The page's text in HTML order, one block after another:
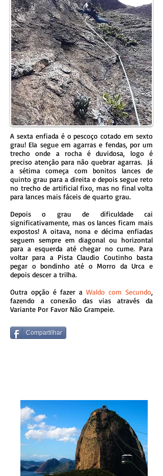
A sexta enfiada é o pescoço cotado em sexto
grau! Ela segue em agarras e fendas, por um
trecho onde a rocha é duvidosa, logo é
preciso atenção para não quebrar agarras. Já
a sétima ​começa com bonitos lances de
quinto grau para a direita e depois segue reto
no trecho de artificial fixo, mas no final volta
para lances mais fáceis de quarto grau.
Depois o grau de dificuldade cai
significativamente, mas os lances ficam mais
expostos! A oitava, nona e décima enfiadas
seguem sempre em diagonal ou horizontal
para a esquerda até chegar no cume. Para
voltar para a Pista Claudio Coutinho basta
pegar o bondinho até o Morro da Urca e
depois descer a trilha.
Outra opção é fazer a Waldo com Secundo,
fazendo a conexão das vias através da
Variante Por Favor Não Grampeie.
Compartilhar